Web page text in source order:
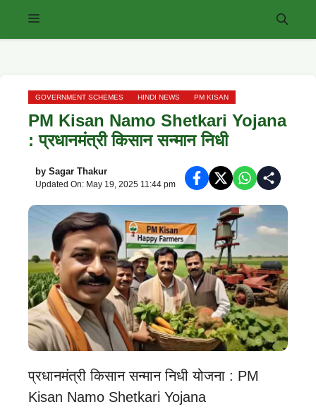
Menu
GOVERNMENT SCHEMES HINDI NEWS PM KISAN
PM Kisan Namo Shetkari Yojana
: प्रधानमंत्री किसान सन्मान निधी
by Sagar Thakur
Updated On: May 19, 2025 11:44 pm
प्रधानमंत्री किसान सन्मान निधी योजना : PM
Kisan Namo Shetkari Yojana